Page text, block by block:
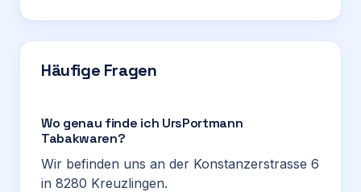
Häufige Fragen
Wo genau finde ich UrsPortmann
Tabakwaren?
Wir befinden uns an der Konstanzerstrasse 6
in 8280 Kreuzlingen.